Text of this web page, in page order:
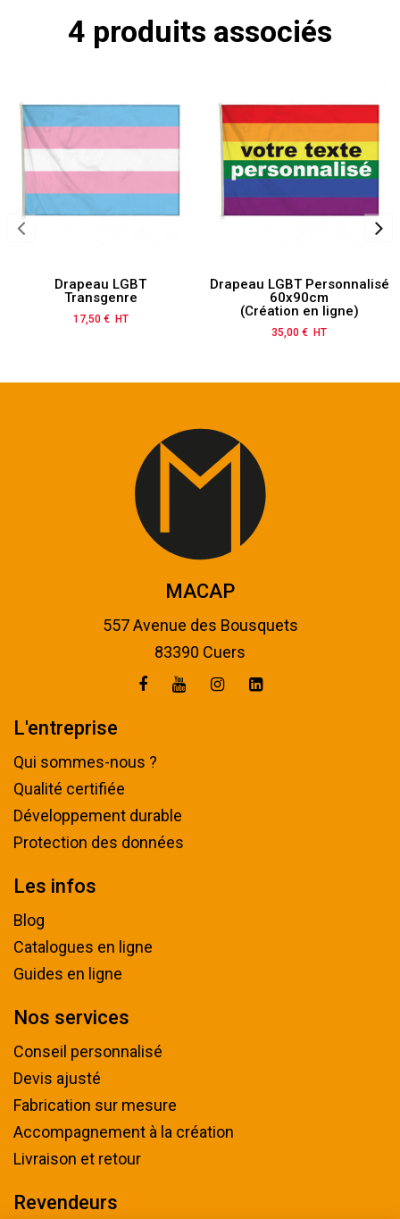
4 produits associés
Drapeau LGBT
Transgenre
Prix
17,50 € HT
Drapeau LGBT Personnalisé
60x90cm
(Création en ligne)
Prix
35,00 € HT
MACAP
557 Avenue des Bousquets
83390 Cuers
L'entreprise
Qui sommes-nous ?
Qualité certifiée
Développement durable
Protection des données
Les infos
Blog
Catalogues en ligne
Guides en ligne
Nos services
Conseil personnalisé
Devis ajusté
Fabrication sur mesure
Accompagnement à la création
Livraison et retour
Revendeurs